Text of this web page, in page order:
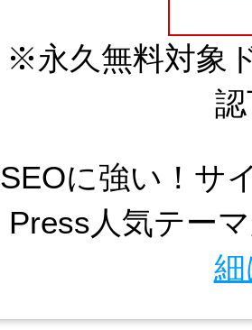
※永久無料対象
SEOに強い！サ
Press人気テー